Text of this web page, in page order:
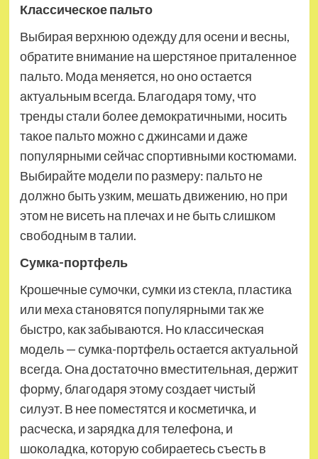
Классическое пальто
Выбирая верхнюю одежду для осени и весны,
обратите внимание на шерстяное приталенное
пальто. Мода меняется, но оно остается
актуальным всегда. Благодаря тому, что
тренды стали более демократичными, носить
такое пальто можно с джинсами и даже
популярными сейчас спортивными костюмами.
Выбирайте модели по размеру: пальто не
должно быть узким, мешать движению, но при
этом не висеть на плечах и не быть слишком
свободным в талии.
Сумка-портфель
Крошечные сумочки, сумки из стекла, пластика
или меха становятся популярными так же
быстро, как забываются. Но классическая
модель — сумка-портфель остается актуальной
всегда. Она достаточно вместительная, держит
форму, благодаря этому создает чистый
силуэт. В нее поместятся и косметичка, и
расческа, и зарядка для телефона, и
шоколадка, которую собираетесь съесть в